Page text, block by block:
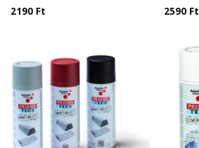
2190 Ft
2590 Ft